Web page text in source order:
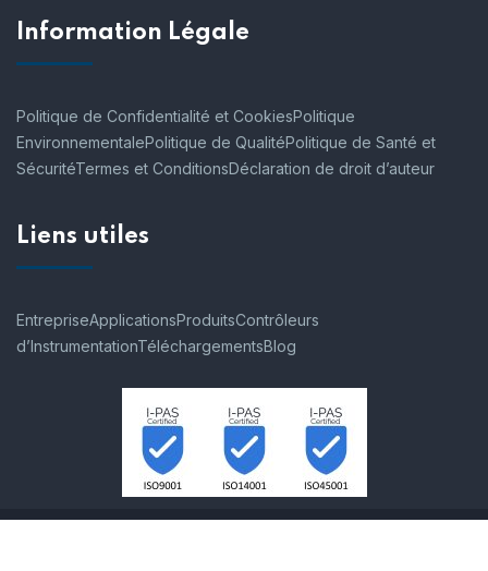
Information Légale
Politique de Confidentialité et CookiesPolitique
EnvironnementalePolitique de QualitéPolitique de Santé et
SécuritéTermes et ConditionsDéclaration de droit d’auteur
Liens utiles
EntrepriseApplicationsProduitsContrôleurs
d’InstrumentationTéléchargementsBlog